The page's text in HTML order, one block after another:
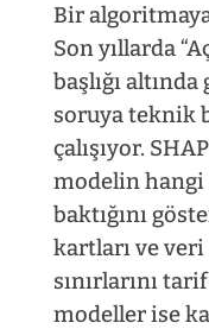
Bir
Son yıllarda
başlığı
soruya teknik
çalışıyor.
modelin hangi
baktığını
kartları ve
sınırlarını
modeller ise